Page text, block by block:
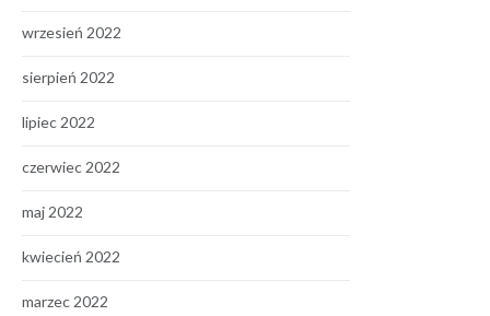
wrzesień 2022
sierpień 2022
lipiec 2022
czerwiec 2022
maj 2022
kwiecień 2022
marzec 2022